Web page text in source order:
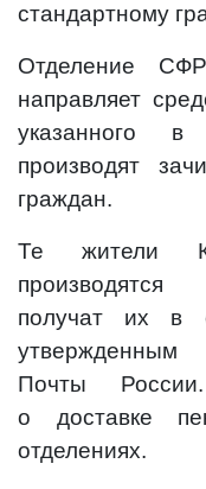
стандартному
Отделение
направляет
указанного
производят
граждан.
Те жители
производятся
получат их в
утвержденным
Почты
о доставке
отделениях.